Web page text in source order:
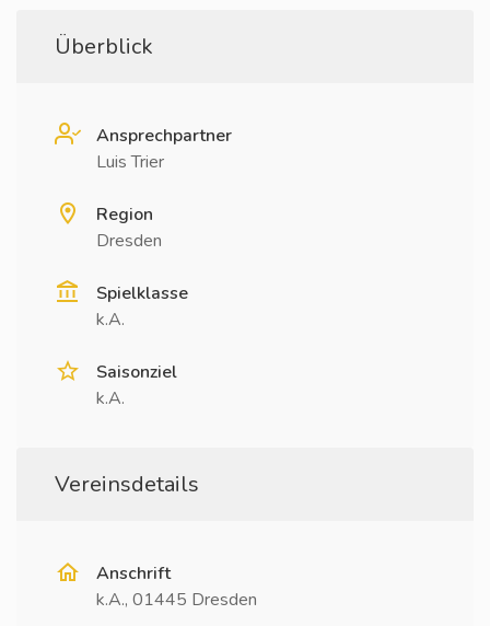
Überblick
Ansprechpartner
Luis Trier
Region
Dresden
Spielklasse
k.A.
Saisonziel
k.A.
Vereinsdetails
Anschrift
k.A., 01445 Dresden